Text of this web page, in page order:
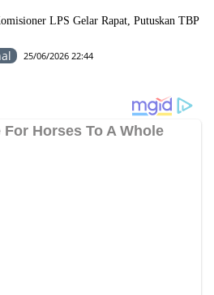
LPS Gelar Rapat, Putuskan TBP
25/06/2026 22:44